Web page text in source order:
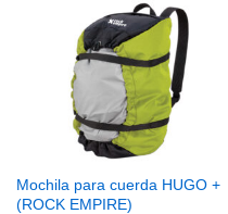
Mochila para cuerda HUGO +
(ROCK EMPIRE)